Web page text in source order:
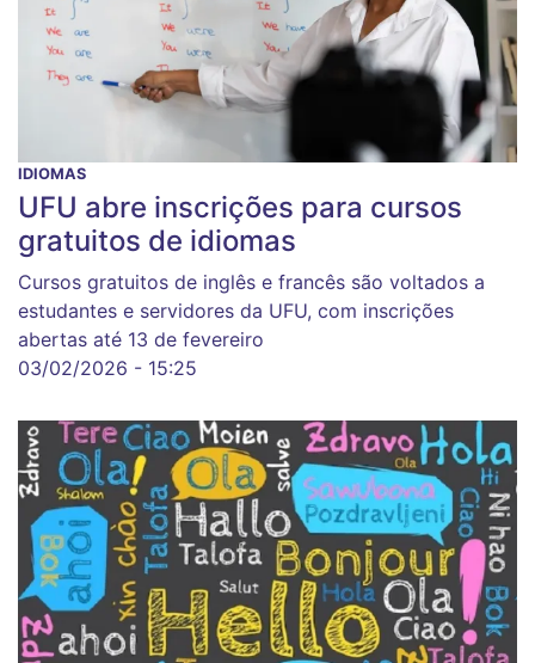
IDIOMAS
UFU abre inscrições para cursos
gratuitos de idiomas
Cursos gratuitos de inglês e francês são voltados a
estudantes e servidores da UFU, com inscrições
abertas até 13 de fevereiro
03/02/2026 - 15:25